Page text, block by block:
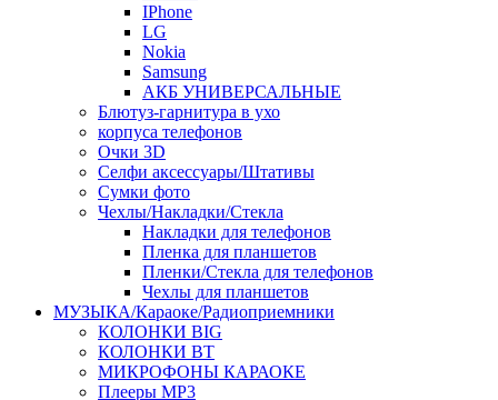
IPhone
LG
Nokia
Samsung
АКБ УНИВЕРСАЛЬНЫЕ
Блютуз-гарнитура в ухо
корпуса телефонов
Очки 3D
Селфи аксессуары/Штативы
Сумки фото
Чехлы/Накладки/Стекла
Накладки для телефонов
Пленка для планшетов
Пленки/Стекла для телефонов
Чехлы для планшетов
МУЗЫКА/Караоке/Радиоприемники
КОЛОНКИ BIG
КОЛОНКИ BT
МИКРОФОНЫ КАРАОКЕ
Плееры MP3